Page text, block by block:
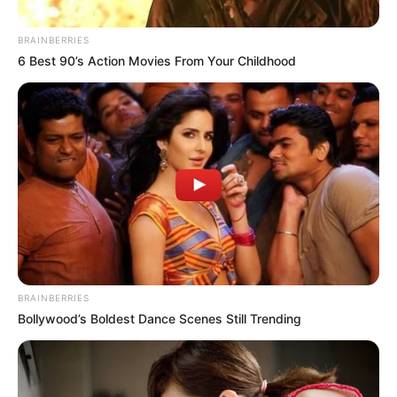
Por:Guillermo León Ospina Muñoz
Septiembre 1, 2021
BRAINBERRIES
6 Best 90’s Action Movies From Your Childhood
BRAINBERRIES
Bollywood’s Boldest Dance Scenes Still Trending